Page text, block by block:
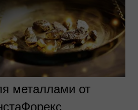
металлами от